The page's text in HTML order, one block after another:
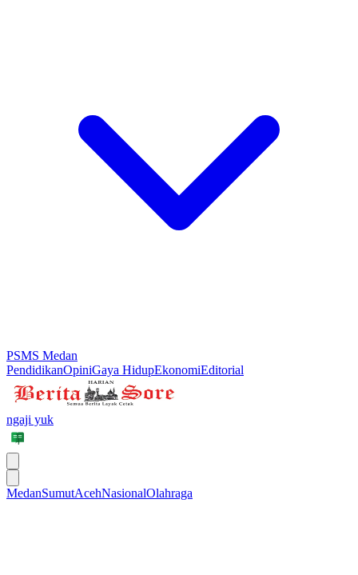
PSMS Medan
PendidikanOpiniGaya HidupEkonomiEditorial
ngaji yuk
MedanSumutAcehNasionalOlahraga